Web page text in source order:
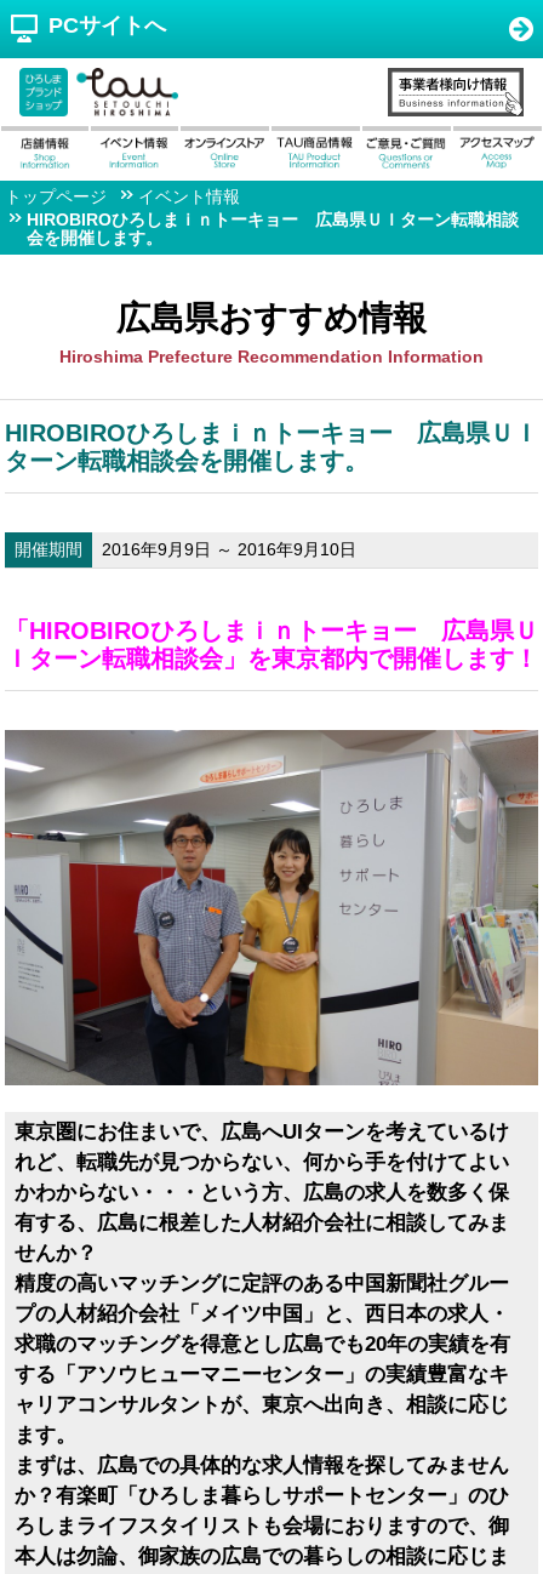
PCサイトへ
トップページ
イベント情報
HIROBIROひろしまｉｎトーキョー 広島県ＵＩターン転職相談
会を開催します。
広島県おすすめ情報
Hiroshima Prefecture Recommendation Information
HIROBIROひろしまｉｎトーキョー 広島県ＵＩ
ターン転職相談会を開催します。
開催期間 2016年9月9日 ～ 2016年9月10日
「HIROBIROひろしまｉｎトーキョー 広島県Ｕ
Ｉターン転職相談会」を東京都内で開催します！
東京圏にお住まいで、広島へUIターンを考えているけ
れど、転職先が見つからない、何から手を付けてよい
かわからない・・・という方、広島の求人を数多く保
有する、広島に根差した人材紹介会社に相談してみま
せんか？
精度の高いマッチングに定評のある中国新聞社グルー
プの人材紹介会社「メイツ中国」と、西日本の求人・
求職のマッチングを得意とし広島でも20年の実績を有
する「アソウヒューマニーセンター」の実績豊富なキ
ャリアコンサルタントが、東京へ出向き、相談に応じ
ます。
まずは、広島での具体的な求人情報を探してみません
か？有楽町「ひろしま暮らしサポートセンター」のひ
ろしまライフスタイリストも会場におりますので、御
本人は勿論、御家族の広島での暮らしの相談に応じま